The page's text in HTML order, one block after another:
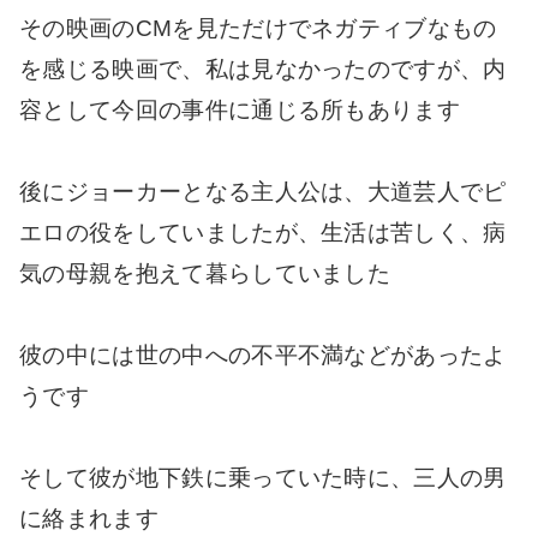
その映画のCMを見ただけでネガティブなもの
を感じる映画で、私は見なかったのですが、内
容として今回の事件に通じる所もあります
後にジョーカーとなる主人公は、大道芸人でピ
エロの役をしていましたが、生活は苦しく、病
気の母親を抱えて暮らしていました
彼の中には世の中への不平不満などがあったよ
うです
そして彼が地下鉄に乗っていた時に、三人の男
に絡まれます